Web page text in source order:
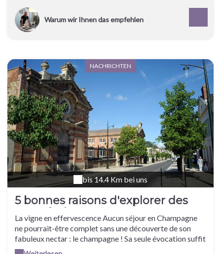
Warum wir Ihnen das empfehlen
NACHRICHTEN
bis 14.4 Km bei uns
5 bonnes raisons d'explorer des
caves à champagne
La vigne en effervescence Aucun séjour en Champagne
ne pourrait-être complet sans une découverte de son
fabuleux nectar : le champagne ! Sa seule évocation suffit
à réveiller nombre d'émotions et son image symbolique